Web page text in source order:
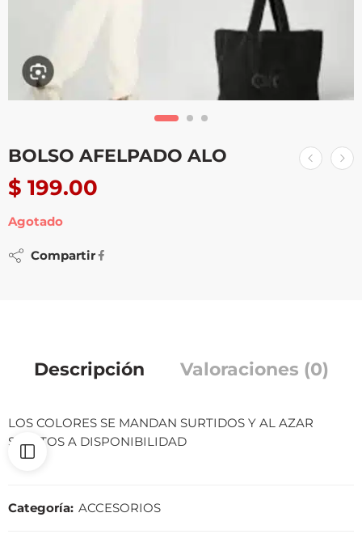
BOLSO AFELPADO ALO
$ 199.00
Agotado
Compartir
Descripción Valoraciones (0)
LOS COLORES SE MANDAN SURTIDOS Y AL AZAR
SUJETOS A DISPONIBILIDAD
Categoría: ACCESORIOS